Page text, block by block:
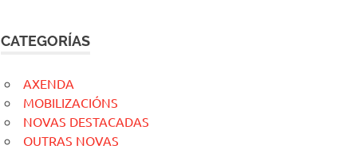
CATEGORÍAS
AXENDA
MOBILIZACIÓNS
NOVAS DESTACADAS
OUTRAS NOVAS